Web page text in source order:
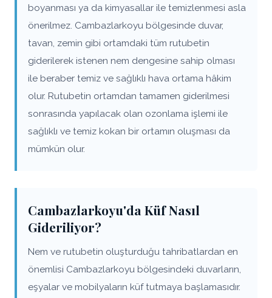
boyanması ya da kimyasallar ile temizlenmesi asla
önerilmez. Cambazlarkoyu bölgesinde duvar,
tavan, zemin gibi ortamdaki tüm rutubetin
giderilerek istenen nem dengesine sahip olması
ile beraber temiz ve sağlıklı hava ortama hâkim
olur. Rutubetin ortamdan tamamen giderilmesi
sonrasında yapılacak olan ozonlama işlemi ile
sağlıklı ve temiz kokan bir ortamın oluşması da
mümkün olur.
Cambazlarkoyu'da Küf Nasıl
Gideriliyor?
Nem ve rutubetin oluşturduğu tahribatlardan en
önemlisi Cambazlarkoyu bölgesindeki duvarların,
eşyalar ve mobilyaların küf tutmaya başlamasıdır.